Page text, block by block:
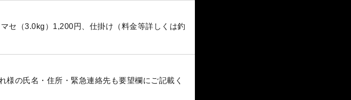
セ（3.0kg）1,200円、仕掛け（料金等詳しくは釣
の氏名・住所・緊急連絡先も要望欄にご記載く